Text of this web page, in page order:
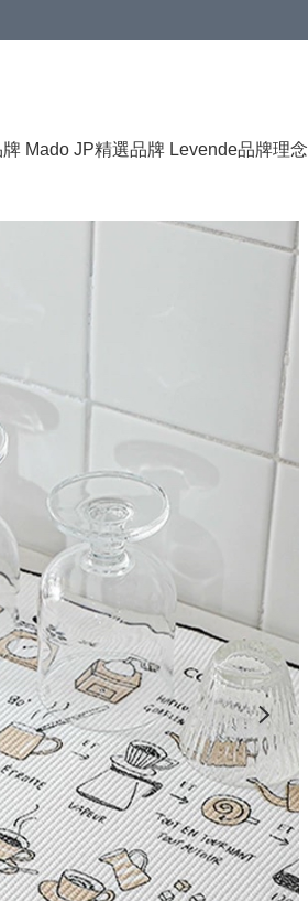
Mado JP精選品牌 Levende品牌理念